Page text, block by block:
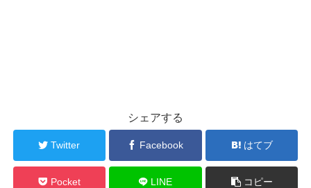
シェアする
Twitter Facebook はてブ
Pocket LINE コピー